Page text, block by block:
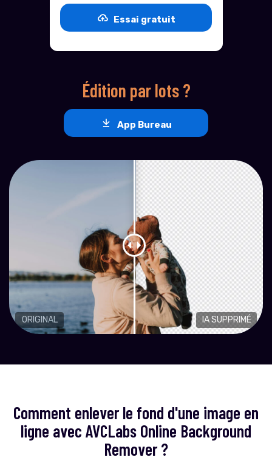
Essai gratuit
Édition par lots ?
App Bureau
ORIGINAL IA SUPPRIMÉ
Comment enlever le fond d'une image en
ligne avec AVCLabs Online Background
Remover ?